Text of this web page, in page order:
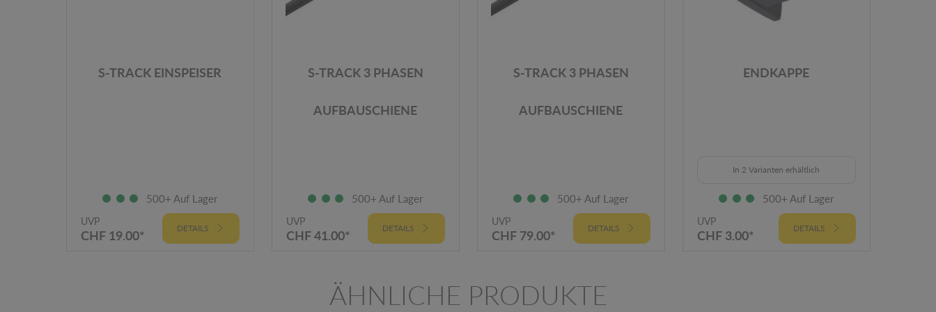
S-TRACK EINSPEISER
500+ Auf Lager
UVP
CHF 19.00* DETAILS
S-TRACK 3 PHASEN
AUFBAUSCHIENE
500+ Auf Lager
UVP
CHF 41.00* DETAILS
S-TRACK 3 PHASEN
AUFBAUSCHIENE
500+ Auf Lager
UVP
CHF 79.00* DETAILS
ENDKAPPE
In 2 Varianten erhältlich
500+ Auf Lager
UVP
CHF 3.00* DETAILS
ÄHNLICHE PRODUKTE